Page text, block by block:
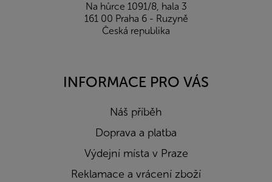
Na hůrce 1091/8, hala 3
161 00 Praha 6 - Ruzyně
Česká republika
INFORMACE PRO VÁS
Náš příběh
Doprava a platba
Výdejní místa v Praze
Reklamace a vrácení zboží